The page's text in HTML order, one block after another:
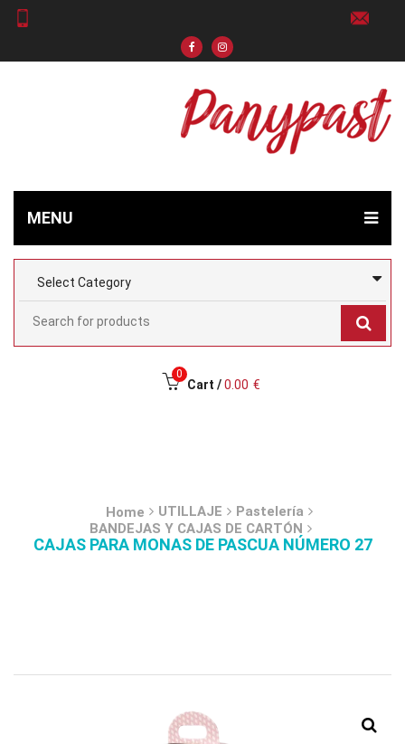
MENU
0
Cart / 0.00 €
Home UTILLAJE
Pastelería
BANDEJAS Y CAJAS DE CARTÓN
CAJAS PARA MONAS DE PASCUA NÚMERO 27